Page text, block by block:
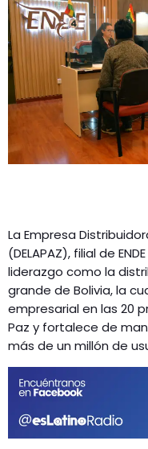
La Empresa
(DELAPAZ), filial de
liderazgo como la
grande de Bolivia, la
empresarial en las 20
Paz y fortalece de
más de un millón de